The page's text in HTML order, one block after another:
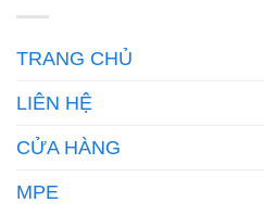
TRANG CHỦ
LIÊN HỆ
CỬA HÀNG
MPE